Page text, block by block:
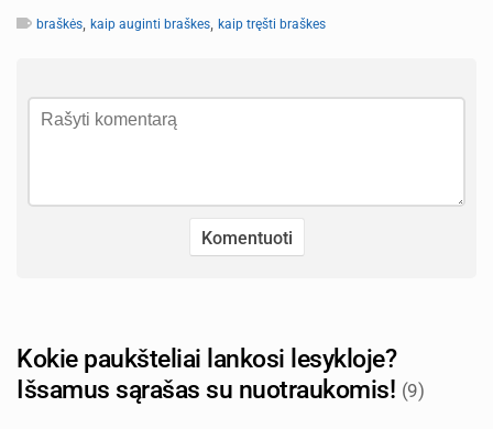
braškės, kaip auginti braškes, kaip tręšti braškes
Kokie paukšteliai lankosi lesykloje?
Išsamus sąrašas su nuotraukomis! (9)